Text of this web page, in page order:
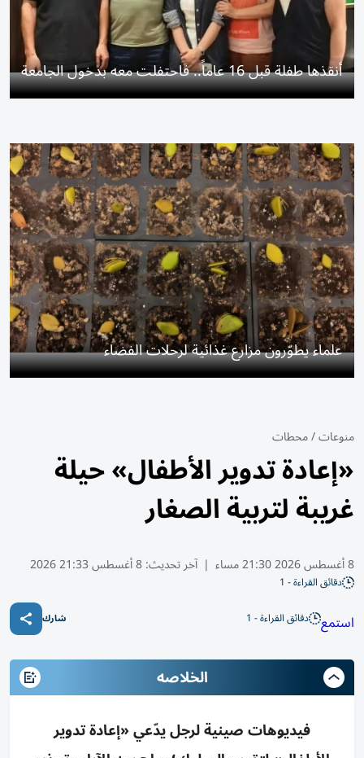
أنقذها طفلة قبل 16 عاماً.. فاحتفلت معه بدخول الجامعة
علماء يطوّرون مزارع غذائية لرحلات الفضاء
منوعات/محطات
«إعادة تدوير الأطفال» حيلة
غريبة لتربية الصغار
8 أغسطس 2026 21:30 مساء | آخر تحديث:8 أغسطس 21:33 2026
دقائق القراءة - 1
استمع دقائق القراءة - 1 شارك
الخلاصه
فيديوهات صينية لرجل يدّعي «إعادة تدوير